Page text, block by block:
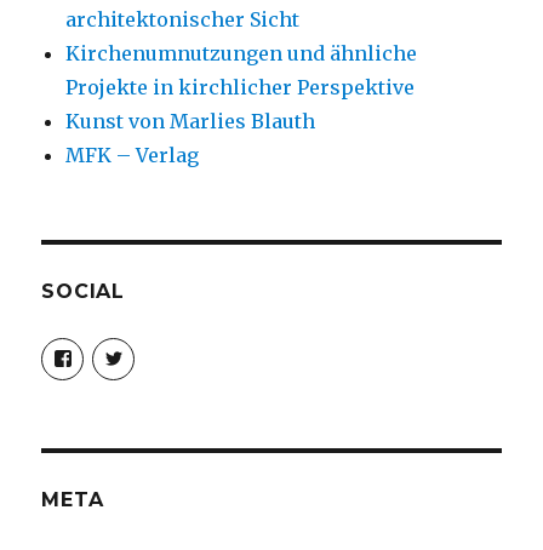
architektonischer Sicht
Kirchenumnutzungen und ähnliche
Projekte in kirchlicher Perspektive
Kunst von Marlies Blauth
MFK – Verlag
SOCIAL
Profil
von
christoph.fleischer1
anzeigen
Profil
von
anzeigen
META